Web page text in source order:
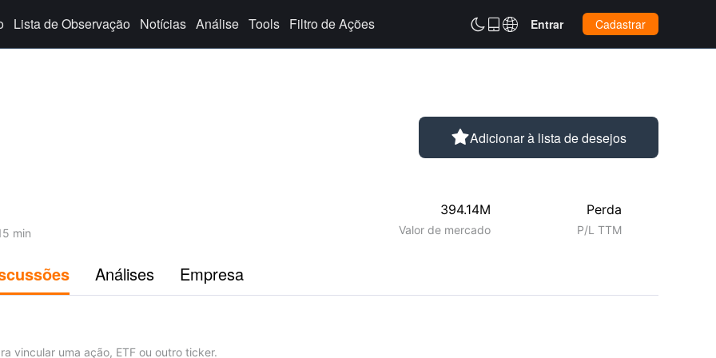
Lista de Observação Notícias Análise Tools Filtro de Ações  Entrar Cadastrar
Adicionar à lista de desejos
min
394.14M
Valor de mercado
Perda
P/L TTM
Análises Empresa
vincular uma ação, ETF ou outro ticker.